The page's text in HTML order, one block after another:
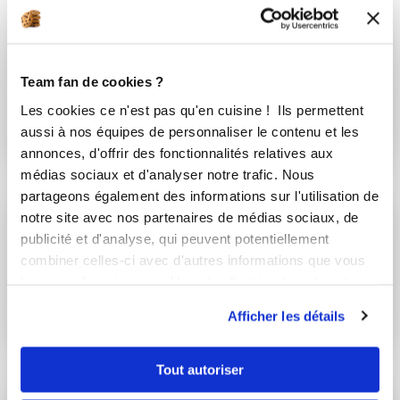
Team fan de cookies ?
Les cookies ce n'est pas qu'en cuisine ! Ils permettent
aussi à nos équipes de personnaliser le contenu et les
annonces, d'offrir des fonctionnalités relatives aux
médias sociaux et d'analyser notre trafic. Nous
partageons également des informations sur l'utilisation de
notre site avec nos partenaires de médias sociaux, de
publicité et d'analyse, qui peuvent potentiellement
combiner celles-ci avec d'autres informations que vous
Afficher les détails
Tout autoriser
Tablettes Quinoa Lentilles Corail et ...
Aucune note
20min 0
tatalofe
pizza forme poisson